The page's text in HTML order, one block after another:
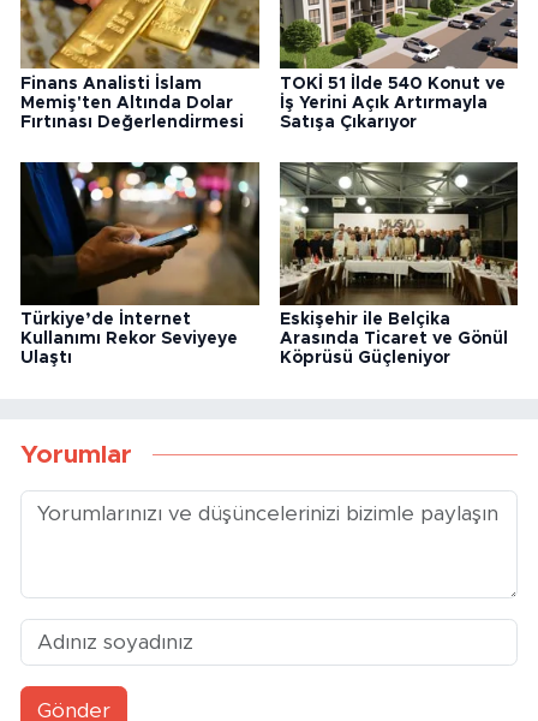
Finans Analisti İslam
Memiş'ten Altında Dolar
Fırtınası Değerlendirmesi
TOKİ 51 İlde 540 Konut ve
İş Yerini Açık Artırmayla
Satışa Çıkarıyor
Türkiye’de İnternet
Kullanımı Rekor Seviyeye
Ulaştı
Eskişehir ile Belçika
Arasında Ticaret ve Gönül
Köprüsü Güçleniyor
Yorumlar
Gönder